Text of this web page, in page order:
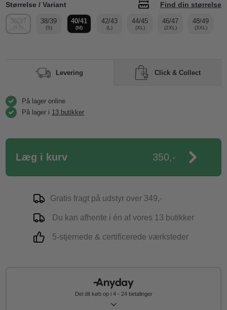
Størrelse / Variant Find din størrelse
36/37
(XS)
38/39
(S)
40/41
(M)
42/43
(L)
44/45
(XL)
46/47
(2XL)
48/49
(3XL)
Levering Click & Collect
På lager online
På lager i 13 butikker
Læg i kurv 350,-
Gratis fragt på udstyr over 349,-
Du kan afhente i én af vores 13 butikker
5-stjernede & certificerede værksteder
Del dit køb op i 4 - 24 betalinger